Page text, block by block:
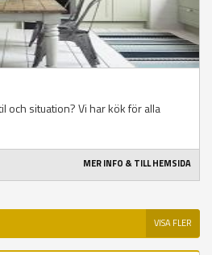
och situation? Vi har kök för alla
MER INFO & TILL HEMSIDA
VISA FLER